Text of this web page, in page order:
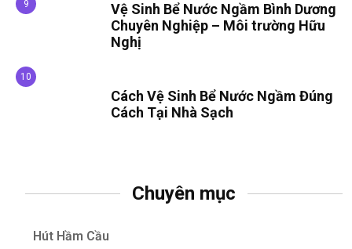
Vệ Sinh Bể Nước Ngầm Bình Dương
Chuyên Nghiệp – Môi trường Hữu
Nghị
Cách Vệ Sinh Bể Nước Ngầm Đúng
Cách Tại Nhà Sạch
Chuyên mục
Hút Hầm Cầu